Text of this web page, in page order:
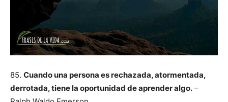
85. Cuando una persona es rechazada, atormentada,
derrotada, tiene la oportunidad de aprender algo. –